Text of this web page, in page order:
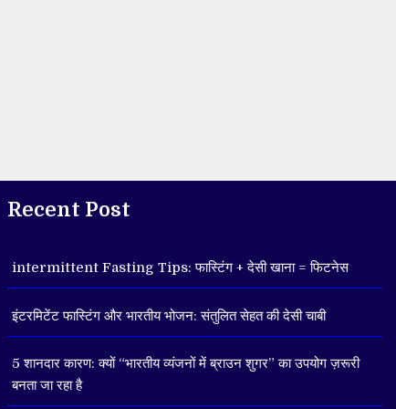
Recent Post
intermittent Fasting Tips: फास्टिंग + देसी खाना = फिटनेस
इंटरमिटेंट फास्टिंग और भारतीय भोजन: संतुलित सेहत की देसी चाबी
5 शानदार कारण: क्यों “भारतीय व्यंजनों में ब्राउन शुगर” का उपयोग ज़रूरी
बनता जा रहा है